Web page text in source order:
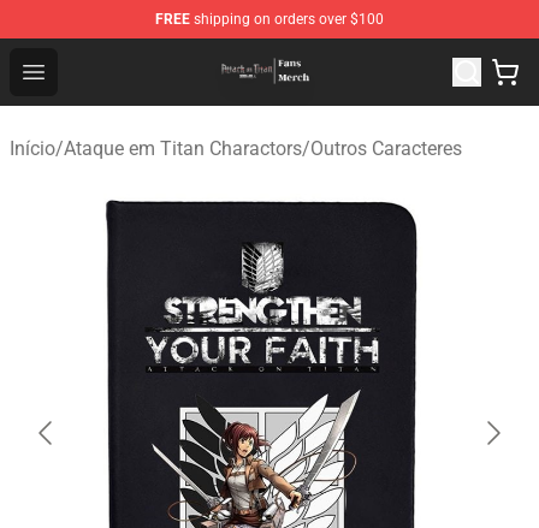
FREE shipping on orders over $100
Open menu
Attack On Titan Store - Official Attack On Titan
Início/Ataque em Titan Charactors/Outros Caracteres